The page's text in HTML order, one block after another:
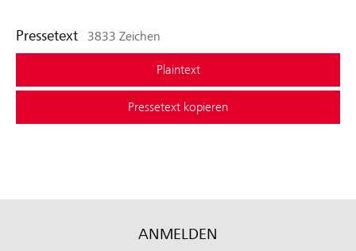
Pressetext 3833 Zeichen
Plaintext
Pressetext kopieren
ANMELDEN